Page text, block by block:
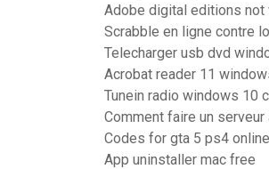
Adobe digital editions
Scrabble en ligne contre
Telecharger usb dvd
Acrobat reader 11
Tunein radio windows 10
Comment faire un
Codes for gta 5 ps4 online
App uninstaller mac free